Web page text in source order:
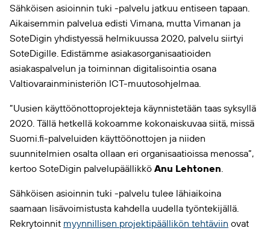
Sähköisen asioinnin tuki -palvelu jatkuu entiseen tapaan.
Aikaisemmin palvelua edisti Vimana, mutta Vimanan ja
SoteDigin yhdistyessä helmikuussa 2020, palvelu siirtyi
SoteDigille. Edistämme asiakasorganisaatioiden
asiakaspalvelun ja toiminnan digitalisointia osana
Valtiovarainministeriön ICT-muutosohjelmaa.
”Uusien käyttöönottoprojekteja käynnistetään taas syksyllä
2020. Tällä hetkellä kokoamme kokonaiskuvaa siitä, missä
Suomi.fi-palveluiden käyttöönottojen ja niiden
suunnitelmien osalta ollaan eri organisaatioissa menossa”,
kertoo SoteDigin palvelupäällikkö Anu Lehtonen.
Sähköisen asioinnin tuki -palvelu tulee lähiaikoina
saamaan lisävoimistusta kahdella uudella työntekijällä.
Rekrytoinnit myynnillisen projektipäällikön tehtäviin ovat